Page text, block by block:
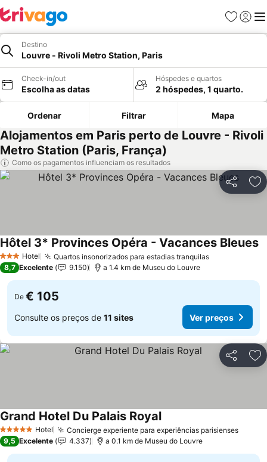
Favoritos
Iniciar
Destino
Louvre - Rivoli Metro Station, Paris
Check-in/out
Escolha as datas
Hóspedes e quartos
2 hóspedes, 1 quarto.
Ordenar Filtrar Mapa
Alojamentos em Paris perto de Louvre - Rivoli
Metro Station (Paris, França)
Como os pagamentos influenciam os resultados
Partilhar
3 EstrelasHotel Quartos insonorizados para estadias tranquilas
Hôtel 3* Provinces Opéra - Vacances Bleues
8,7 Excelente 9.150 a 1.4 km de Museu do Louvre
De € 105
Consulte os preços de 11 sites Ver preços
Partilhar
5 Estrelas Hotel Concierge experiente para experiências parisienses
Grand Hotel Du Palais Royal
9,5 Excelente 4.337 a 0.1 km de Museu do Louvre